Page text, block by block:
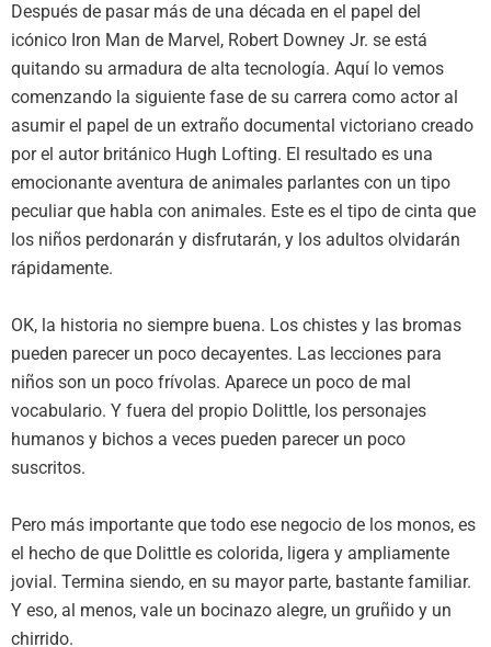
Después de pasar más de una década en el papel del
icónico Iron Man de Marvel, Robert Downey Jr. se está
quitando su armadura de alta tecnología. Aquí lo vemos
comenzando la siguiente fase de su carrera como actor al
asumir el papel de un extraño documental victoriano creado
por el autor británico Hugh Lofting. El resultado es una
emocionante aventura de animales parlantes con un tipo
peculiar que habla con animales. Este es el tipo de cinta que
los niños perdonarán y disfrutarán, y los adultos olvidarán
rápidamente.
OK, la historia no siempre buena. Los chistes y las bromas
pueden parecer un poco decayentes. Las lecciones para
niños son un poco frívolas. Aparece un poco de mal
vocabulario. Y fuera del propio Dolittle, los personajes
humanos y bichos a veces pueden parecer un poco
suscritos.
Pero más importante que todo ese negocio de los monos, es
el hecho de que Dolittle es colorida, ligera y ampliamente
jovial. Termina siendo, en su mayor parte, bastante familiar.
Y eso, al menos, vale un bocinazo alegre, un gruñido y un
chirrido.